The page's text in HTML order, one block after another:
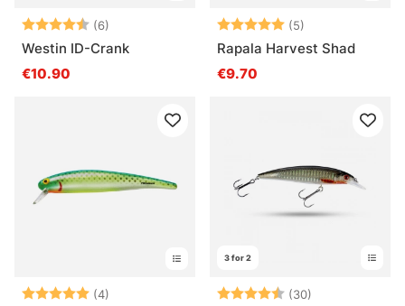
Arvio: (6)
4.8 5:sta tähdestä
Westin ID-Crank
€10.90
Arvio: (5)
Rapala Harvest Shad
€9.70
Arvio: (4)
5.0 5:sta tähdestä
3 for 2
Arvio: (30)